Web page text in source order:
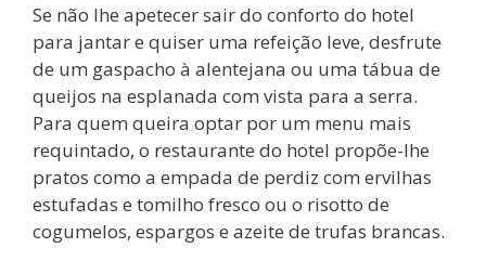
Se não lhe apetecer sair do conforto do hotel
para jantar e quiser uma refeição leve, desfrute
de um gaspacho à alentejana ou uma tábua de
queijos na esplanada com vista para a serra.
Para quem queira optar por um menu mais
requintado, o restaurante do hotel propõe-lhe
pratos como a empada de perdiz com ervilhas
estufadas e tomilho fresco ou o risotto de
cogumelos, espargos e azeite de trufas brancas.